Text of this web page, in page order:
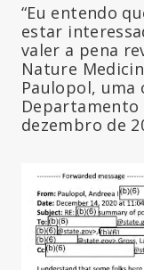
“Eu entendo
estar
valer a pena
Nature
Paulopol,
Departamento
dezembro de